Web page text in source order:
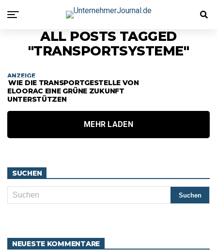
ALL POSTS TAGGED
"TRANSPORTSYSTEME"
ANZEIGE
WIE DIE TRANSPORTGESTELLE VON
ELOORAC EINE GRÜNE ZUKUNFT
UNTERSTÜTZEN
MEHR LADEN
SUCHEN
NEUESTE KOMMENTARE